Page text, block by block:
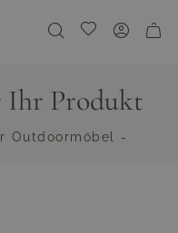
Meine Wunschliste
Ihr Produkt
Outdoormöbel -